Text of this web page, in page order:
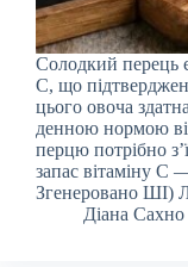
Солодкий перець
С, що
цього овоча
денною нормою
перцю потрібно
запас вітаміну C
Згенеровано ШІ)
Діана Сахно